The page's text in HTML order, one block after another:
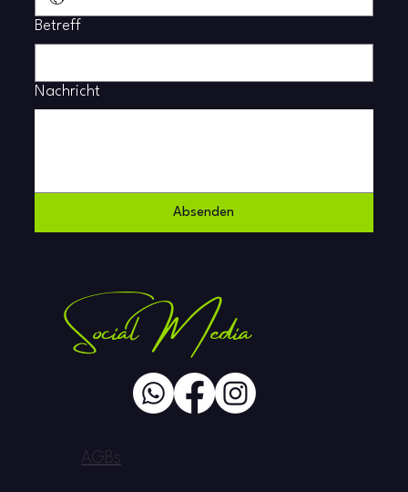
Social Media
Betreff
Nachricht
Absenden
AGBs